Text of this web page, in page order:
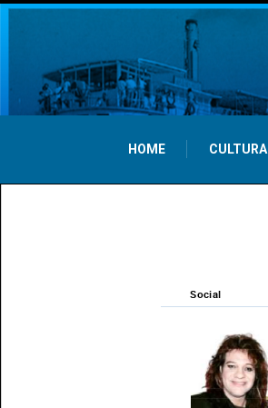
HOME CULTURA